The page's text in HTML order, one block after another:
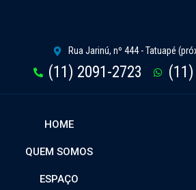
Rua Jarinú, nº 444 - Tatuapé
(11) 2091-2723
HOME
QUEM SOMOS
ESPAÇO